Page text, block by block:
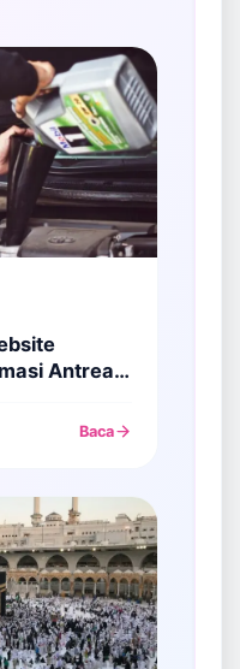
Antrean
Baca